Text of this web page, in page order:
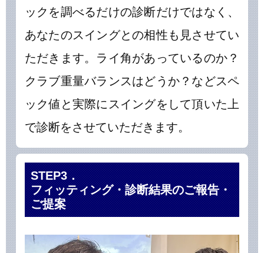
ックを調べるだけの診断だけではなく、
あなたのスイングとの相性も見させてい
ただきます。ライ角があっているのか？
クラブ重量バランスはどうか？などスペ
ック値と実際にスイングをして頂いた上
で診断をさせていただきます。
STEP3．
フィッティング・診断結果のご報告・
ご提案